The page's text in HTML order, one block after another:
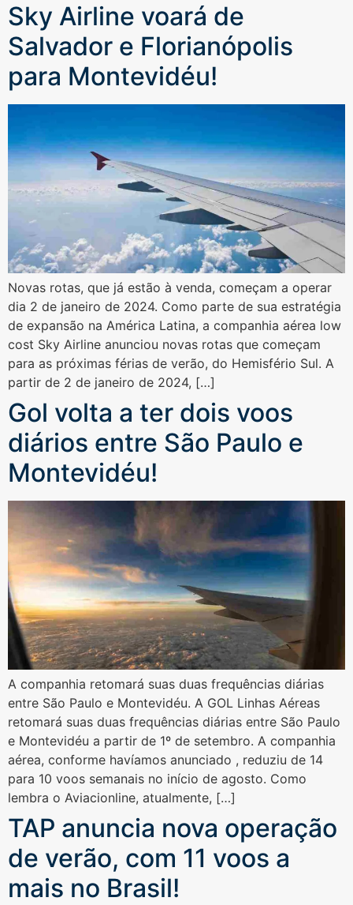
Sky Airline voará de
Salvador e Florianópolis
para Montevidéu!
Novas rotas, que já estão à venda, começam a operar
dia 2 de janeiro de 2024. Como parte de sua estratégia
de expansão na América Latina, a companhia aérea low
cost Sky Airline anunciou novas rotas que começam
para as próximas férias de verão, do Hemisfério Sul. A
partir de 2 de janeiro de 2024, […]
Gol volta a ter dois voos
diários entre São Paulo e
Montevidéu!
A companhia retomará suas duas frequências diárias
entre São Paulo e Montevidéu. A GOL Linhas Aéreas
retomará suas duas frequências diárias entre São Paulo
e Montevidéu a partir de 1º de setembro. A companhia
aérea, conforme havíamos anunciado , reduziu de 14
para 10 voos semanais no início de agosto. Como
lembra o Aviacionline, atualmente, […]
TAP anuncia nova operação
de verão, com 11 voos a
mais no Brasil!